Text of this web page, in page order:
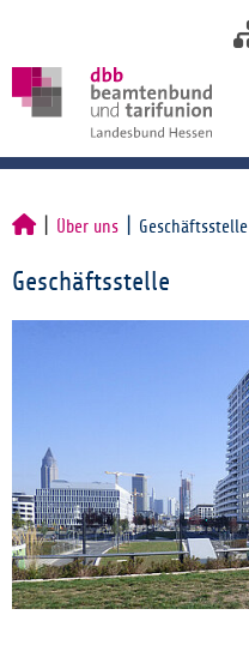
Über uns Geschäftsstelle
Geschäftsstelle